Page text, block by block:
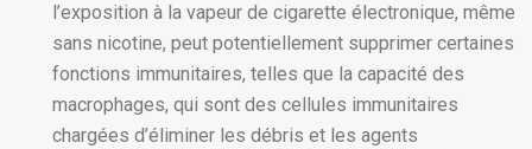
l’exposition à la vapeur de cigarette électronique, même
sans nicotine, peut potentiellement supprimer certaines
fonctions immunitaires, telles que la capacité des
macrophages, qui sont des cellules immunitaires
chargées d’éliminer les débris et les agents